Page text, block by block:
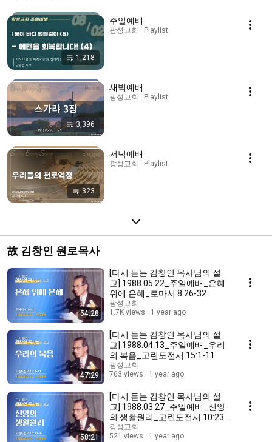
1,218
주일예배
광성교회 · Playlist
3,396
새벽예배
광성교회 · Playlist
323
저녁예배
광성교회 · Playlist
故 김창인 원로목사
54:28
[다시 듣는 김창인 목사님의 설
교] 1988.05.22_주일예배_은혜
위에 은혜_로마서 8:26-32
광성교회
1.7K views
1 year ago
47:29
[다시 듣는 김창인 목사님의 설
교] 1988.04.13_주일예배_우리
의 복음_고린도전서 15:1-11
광성교회
763 views
1 year ago
58:21
[다시 듣는 김창인 목사님의 설
교] 1988.03.27_주일예배_신앙
의 생활원리_고린도전서 10:23-
33
광성교회
521 views
1 year ago